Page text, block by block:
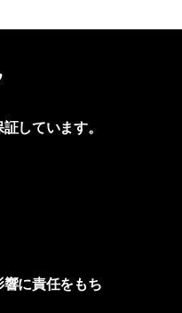
しています。
に責任をもち